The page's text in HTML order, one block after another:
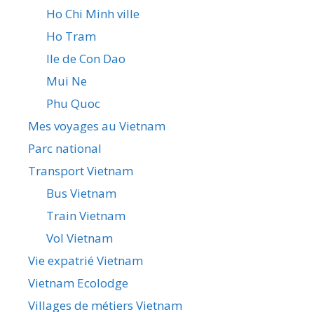
Ho Chi Minh ville
Ho Tram
Ile de Con Dao
Mui Ne
Phu Quoc
Mes voyages au Vietnam
Parc national
Transport Vietnam
Bus Vietnam
Train Vietnam
Vol Vietnam
Vie expatrié Vietnam
Vietnam Ecolodge
Villages de métiers Vietnam